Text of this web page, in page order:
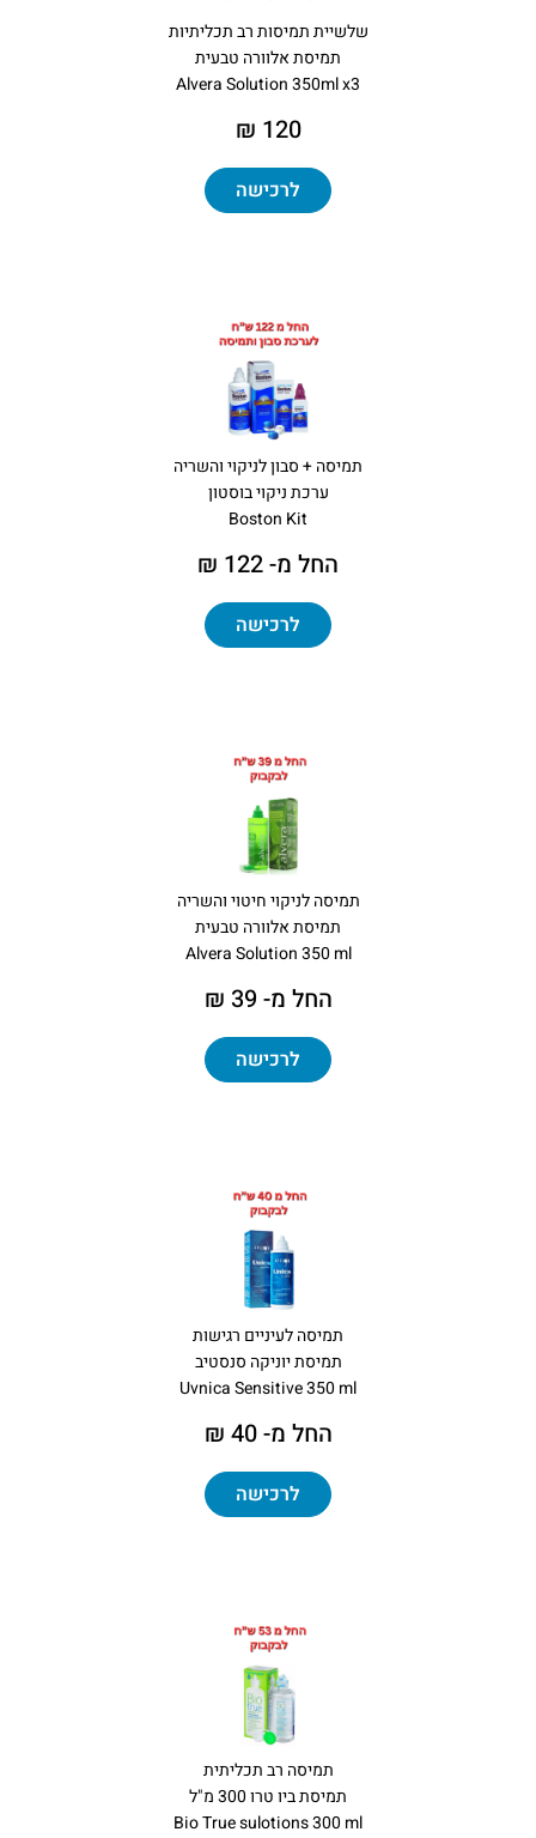
שלשיית תמיסות רב תכליתיות
תמיסת אלוורה טבעית
Alvera Solution 350ml x3
120 ₪
לרכישה
תמיסה + סבון לניקוי והשריה
ערכת ניקוי בוסטון
Boston Kit
החל מ- 122 ₪
לרכישה
תמיסה לניקוי חיטוי והשריה
תמיסת אלוורה טבעית
Alvera Solution 350 ml
החל מ- 39 ₪
לרכישה
תמיסה לעיניים רגישות
תמיסת יוניקה סנסטיב
Uvnica Sensitive 350 ml
החל מ- 40 ₪
לרכישה
תמיסה רב תכליתית
תמיסת ביו טרו 300 מ"ל
Bio True sulotions 300 ml